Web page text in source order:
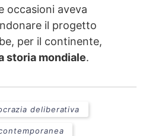
occasioni aveva
il progetto
per il continente,
storia mondiale.
deliberativa